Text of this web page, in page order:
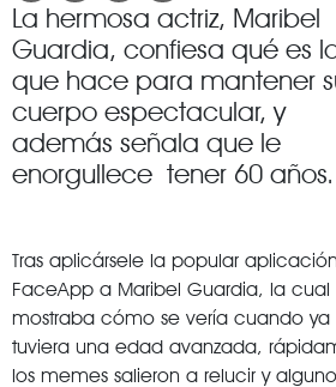
La hermosa actriz, Maribel
Guardia, confiesa qué es
que hace para mantener
cuerpo espectacular, y
además señala que le
enorgullece tener 60 años.
Tras aplicársele la popular aplicación
FaceApp a Maribel Guardia, la cual
mostraba cómo se vería cuando ya
tuviera una edad avanzada,
los memes salieron a relucir y